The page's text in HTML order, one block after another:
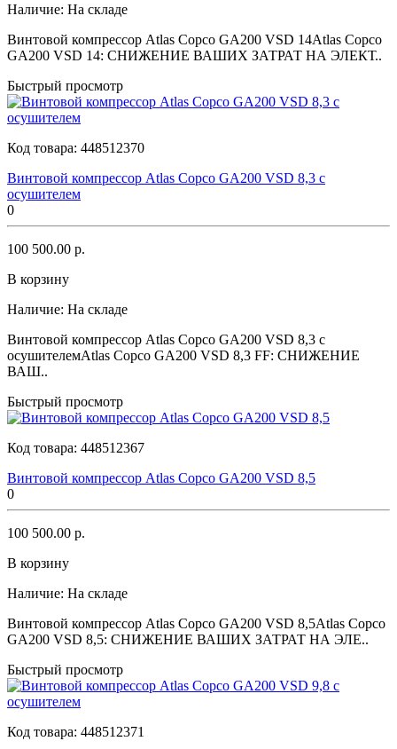
Наличие: На складе
Винтовой компрессор Atlas Copco GA200 VSD 14Atlas Copco
GA200 VSD 14: СНИЖЕНИЕ ВАШИХ ЗАТРАТ НА ЭЛЕКТ..
Быстрый просмотр
Код товара: 448512370
Винтовой компрессор Atlas Copco GA200 VSD 8,3 с
осушителем
0
100 500.00 р.
В корзину
Наличие: На складе
Винтовой компрессор Atlas Copco GA200 VSD 8,3 с
осушителемAtlas Copco GA200 VSD 8,3 FF: СНИЖЕНИЕ
ВАШ..
Быстрый просмотр
Код товара: 448512367
Винтовой компрессор Atlas Copco GA200 VSD 8,5
0
100 500.00 р.
В корзину
Наличие: На складе
Винтовой компрессор Atlas Copco GA200 VSD 8,5Atlas Copco
GA200 VSD 8,5: СНИЖЕНИЕ ВАШИХ ЗАТРАТ НА ЭЛЕ..
Быстрый просмотр
Код товара: 448512371